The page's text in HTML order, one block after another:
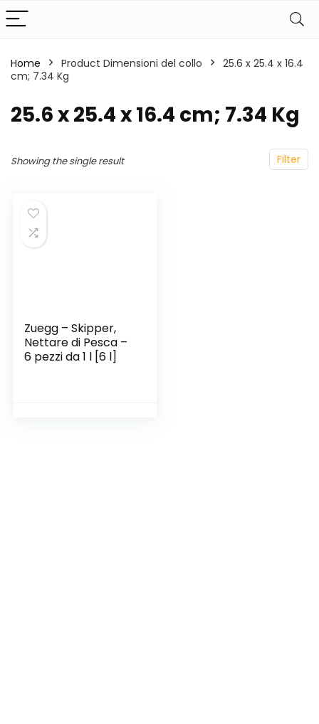
Home Product Dimensioni del collo
‎25.6 x 25.4 x 16.4
cm; 7.34 Kg
‎25.6 x 25.4 x 16.4 cm; 7.34 Kg
Filter
Showing the single result
Zuegg – Skipper,
Nettare di Pesca –
6 pezzi da 1 l [6 l]